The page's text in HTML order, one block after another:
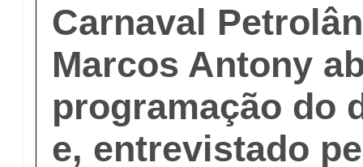
Carnaval
Marcos Antony
programação do
e, entrevistado